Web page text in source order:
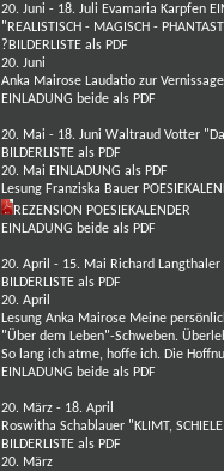
20. Juni - 18. Juli Evamaria Karpfen
"REALISTISCH - MAGISCH -
? BILDERLISTE als PDF
20. Juni
Anka Mairose Laudatio zur Vernissage
EINLADUNG beide als PDF
20. Mai - 18. Juni Waltraud Votter
BILDERLISTE als PDF
20. Mai EINLADUNG als PDF
Lesung Franziska Bauer
REZENSION POESIEKALENDER
EINLADUNG beide als PDF
20. April - 15. Mai Richard Langthaler
BILDERLISTE als PDF
20. April
Lesung Anka Mairose Meine
"Über dem Leben"-Schweben.
So lang ich atme, hoffe ich. Die
EINLADUNG beide als PDF
20. März - 18. April
Roswitha Schablauer "KLIMT,
BILDERLISTE als PDF
20. März